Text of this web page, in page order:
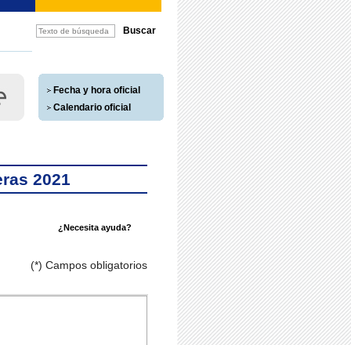
Fecha y hora oficial
Calendario oficial
2021
¿Necesita ayuda?
(*) Campos obligatorios